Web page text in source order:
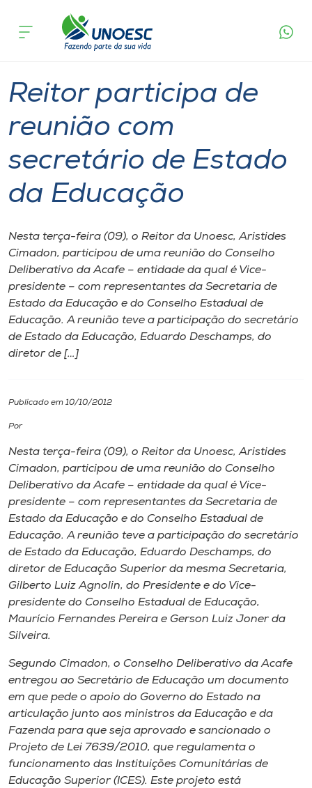
Cursos
Atendimento ao Estudante
Portal de Ensino
A
Internacionalização
I.nova
Cultura
CPA
Biblioteca
Editora
Rádio
Museu
Unoesc
Store
Selecione
o idioma
acontece
Reitor participa de
reunião com
secretário de Estado
da Educação
Nesta terça-feira (09), o Reitor da Unoesc, Aristides
Cimadon, participou de uma reunião do Conselho
Deliberativo da Acafe – entidade da qual é Vice-
presidente – com representantes da Secretaria de
Estado da Educação e do Conselho Estadual de
Educação. A reunião teve a participação do secretário
de Estado da Educação, Eduardo Deschamps, do
diretor de […]
Publicado em 10/10/2012
Por
Nesta terça-feira (09), o Reitor da Unoesc, Aristides
Cimadon, participou de uma reunião do Conselho
Deliberativo da Acafe – entidade da qual é Vice-
presidente – com representantes da Secretaria de
Estado da Educação e do Conselho Estadual de
Educação. A reunião teve a participação do secretário
de Estado da Educação, Eduardo Deschamps, do
diretor de Educação Superior da mesma Secretaria,
Gilberto Luiz Agnolin, do Presidente e do Vice-
presidente do Conselho Estadual de Educação,
Maurício Fernandes Pereira e Gerson Luiz Joner da
Silveira.
Segundo Cimadon, o Conselho Deliberativo da Acafe
entregou ao Secretário de Educação um documento
em que pede o apoio do Governo do Estado na
articulação junto aos ministros da Educação e da
Fazenda para que seja aprovado e sancionado o
Projeto de Lei 7639/2010, que regulamenta o
funcionamento das Instituições Comunitárias de
Educação Superior (ICES). Este projeto está